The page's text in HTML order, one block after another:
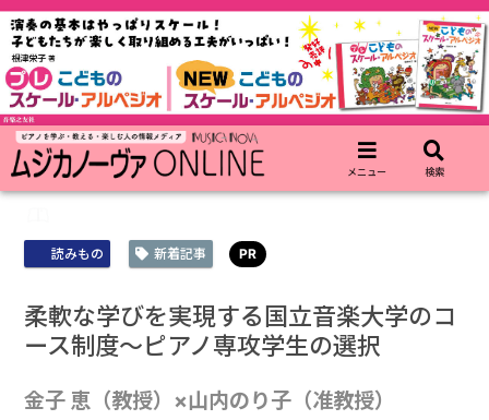
読みもの 新着記事 PR
柔軟な学びを実現する国立音楽大学のコ
ース制度～ピアノ専攻学生の選択
金子 恵（教授）×山内のり子（准教授）
メニュー 検索